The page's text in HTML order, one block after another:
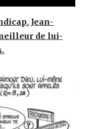
Jean-
de lui-